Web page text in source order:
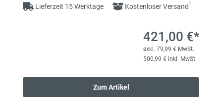
Lieferzeit 15 Werktage Kostenloser Versand1
421,00 €*
exkl. 79,99 € MwSt.
500,99 € inkl. MwSt.
Zum Artikel